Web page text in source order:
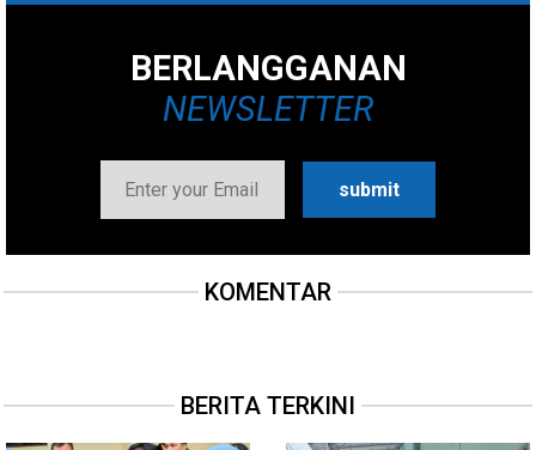
BERLANGGANAN
NEWSLETTER
KOMENTAR
BERITA TERKINI